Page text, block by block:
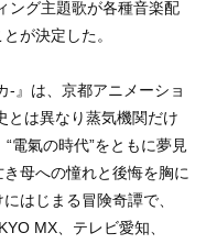
ング主題歌が各種音楽配
が決定した。
-』は、京都アニメーショ
とは異なり蒸気機関だけ
電氣の時代”をともに夢見
母への憧れと後悔を胸に
はじまる冒険奇譚で、
MX、テレビ愛知、